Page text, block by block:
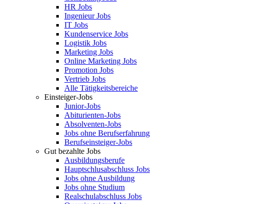
HR Jobs
Ingenieur Jobs
IT Jobs
Kundenservice Jobs
Logistik Jobs
Marketing Jobs
Online Marketing Jobs
Promotion Jobs
Vertrieb Jobs
Alle Tätigkeitsbereiche
Einsteiger-Jobs
Junior-Jobs
Abiturienten-Jobs
Absolventen-Jobs
Jobs ohne Berufserfahrung
Berufseinsteiger-Jobs
Gut bezahlte Jobs
Ausbildungsberufe
Hauptschlusabschluss Jobs
Jobs ohne Ausbildung
Jobs ohne Studium
Realschulabschluss Jobs